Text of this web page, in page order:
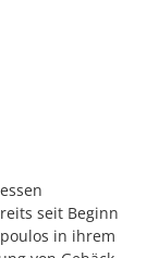
seit Beginn
in ihrem